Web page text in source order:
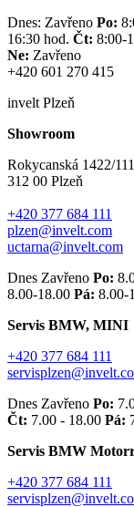
Dnes: Zavřeno Po:
16:30 hod. Čt: 8:00-
Ne: Zavřeno
+420 601 270 415
invelt Plzeň
Showroom
Rokycanská 1422/111
312 00 Plzeň
+420 377 684 111
plzen@invelt.com
uctarna@invelt.com
Dnes Zavřeno Po:
8.00-18.00 Pá: 8.00-
Servis BMW, MINI
+420 377 684 111
Dnes Zavřeno Po:
Čt: 7.00 - 18.00 Pá:
Servis BMW
+420 377 684 111